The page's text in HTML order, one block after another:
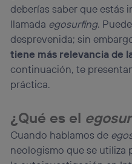
deberías saber que estás
llamada egosurfing.
desprevenida; sin
tiene más relevancia de
continuación, te
práctica.
¿Qué es el
Cuando hablamos de
neologismo que se utiliza